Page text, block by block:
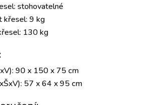
stohovatelné
křesel: 9 kg
130 kg
90 x 150 x 75 cm
57 x 64 x 95 cm